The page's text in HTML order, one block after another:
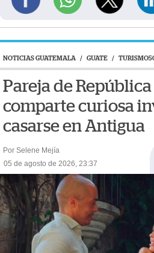
NOTICIAS GUATEMALA / GUATE /
Pareja de
comparte curiosa
casarse en Antigua
Por Selene Mejía
05 de agosto de 2026, 23:37